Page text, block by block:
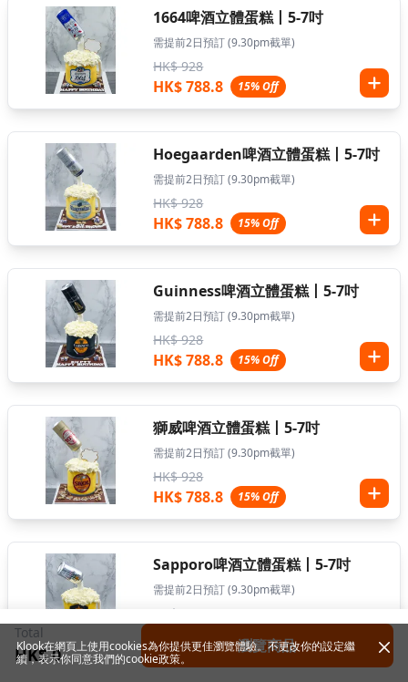
1664啤酒立體蛋糕丨5-7吋
需提前2日預訂 (9.30pm截單)
HK$ 928
HK$ 788.8 15% Off
Hoegaarden啤酒立體蛋糕丨5-7吋
需提前2日預訂 (9.30pm截單)
HK$ 928
HK$ 788.8 15% Off
Guinness啤酒立體蛋糕丨5-7吋
需提前2日預訂 (9.30pm截單)
HK$ 928
HK$ 788.8 15% Off
獅威啤酒立體蛋糕丨5-7吋
需提前2日預訂 (9.30pm截單)
HK$ 928
HK$ 788.8 15% Off
Sapporo啤酒立體蛋糕丨5-7吋
需提前2日預訂 (9.30pm截單)
HK$ 928
Total
HK$ 0 瀏覽商品
Klook在網頁上使用cookies為你提供更佳瀏覽體驗。不更改你的設定繼
續，表示你同意我們的cookie政策。